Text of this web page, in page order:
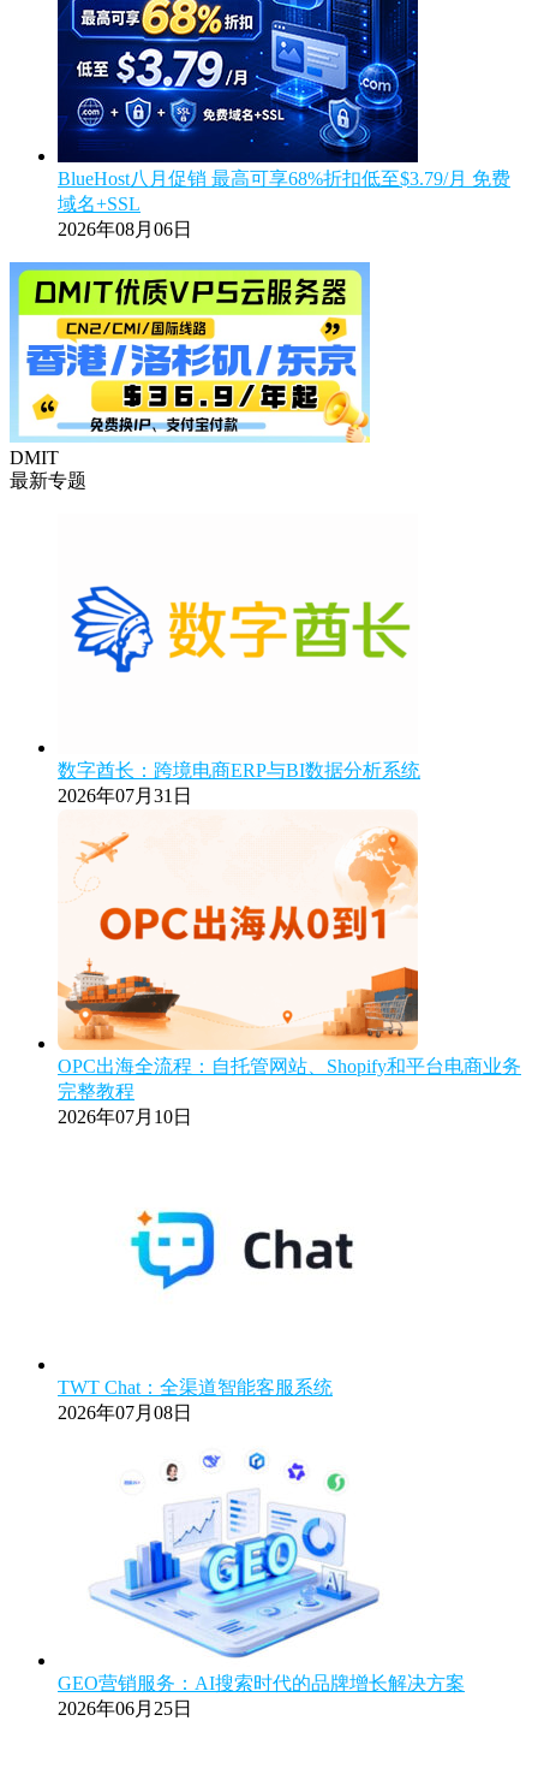
BlueHost八月促销 最高可享68%折扣低至$3.79/月 免费
域名+SSL
2026年08月06日
DMIT
最新专题
数字酋长：跨境电商ERP与BI数据分析系统
2026年07月31日
OPC出海全流程：自托管网站、Shopify和平台电商业务
完整教程
2026年07月10日
TWT Chat：全渠道智能客服系统
2026年07月08日
GEO营销服务：AI搜索时代的品牌增长解决方案
2026年06月25日